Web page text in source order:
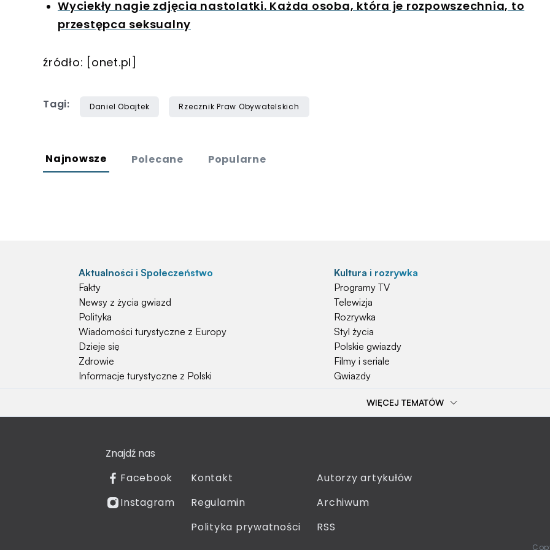
Wyciekły nagie zdjęcia nastolatki. Każda osoba, która je rozpowszechnia, to
przestępca seksualny
źródło: [onet.pl]
Tagi: Daniel Obajtek Rzecznik Praw Obywatelskich
Najnowsze Polecane Popularne
Aktualności i Społeczeństwo
Fakty
Newsy z życia gwiazd
Polityka
Wiadomości turystyczne z Europy
Dzieje się
Zdrowie
Informacje turystyczne z Polski
Kultura i rozrywka
Programy TV
Telewizja
Rozrywka
Styl życia
Polskie gwiazdy
Filmy i seriale
Gwiazdy
Natura i Hobby
Rośliny
Technologia
Piłka nożna
Popularne tematy
Emerytura
Dziecko
Moda
WIĘCEJ TEMATÓW
Znajdź nas
Facebook
Instagram
Kontakt
Regulamin
Polityka prywatności
Autorzy artykułów
Archiwum
RSS